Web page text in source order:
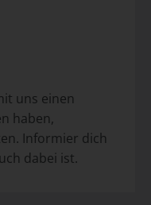
uns einen
haben,
Informier dich
dabei ist.